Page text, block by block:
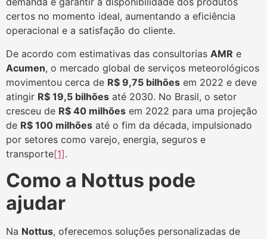
certos no momento ideal, aumentando a eficiência
operacional e a satisfação do cliente.
De acordo com estimativas das consultorias AMR e
Acumen, o mercado global de serviços meteorológicos
movimentou cerca de R$ 9,75 bilhões em 2022 e deve
atingir R$ 19,5 bilhões até 2030. No Brasil, o setor
cresceu de R$ 40 milhões em 2022 para uma projeção
de R$ 100 milhões até o fim da década, impulsionado
por setores como varejo, energia, seguros e
transporte[1].
Como a Nottus pode
ajudar
Na Nottus, oferecemos soluções personalizadas de